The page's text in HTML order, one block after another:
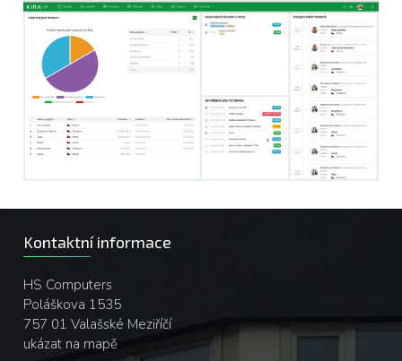
KIRA CRM - dashboard
Kontaktní informace
HS Computers
Poláškova 1535
757 01 Valašské Meziříčí
ukázat na mapě